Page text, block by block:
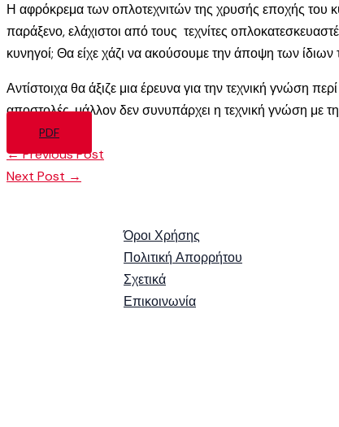
Η αφρόκρεμα των οπλοτεχνιτών της χρυσής εποχής του
παράξενο, ελάχιστοι από τους τεχνίτες
κυνηγοί; Θα είχε χάζι να ακούσουμε την άποψη των ίδιων
Αντίστοιχα θα άξιζε μια έρευνα για την τεχνική γνώση
αποστολές, μάλλον δεν συνυπάρχει η τεχνική γνώση με
PDF
←Previous Post
Next Post →
Όροι Χρήσης
Πολιτική Απορρήτου
Σχετικά
Επικοινωνία